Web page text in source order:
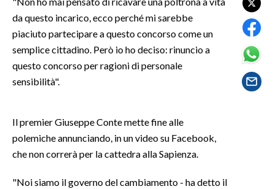
CULTURA
SPETTACOLI
SARDEGNA TURISMO
NOTIZIE
da questo incarico, ecco perché mi sarebbe
piaciuto partecipare a questo concorso come un
semplice cittadino. Però io ho deciso: rinuncio a
questo concorso per ragioni di personale
sensibilità".
Il premier Giuseppe Conte mette fine alle
polemiche annunciando, in un video su Facebook,
che non correrà per la cattedra alla Sapienza.
"Noi siamo il governo del cambiamento - ha detto il